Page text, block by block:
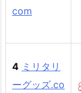
com
4 ミリタリ
ーグッズ.co